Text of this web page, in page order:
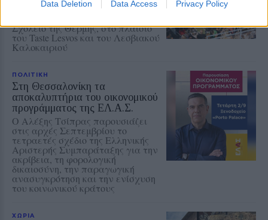
Data Deletion Data Access Privacy Policy
επίκεντρο της γιορτής που
Σχολείο της Θερμής, στο πλαίσιο
του Taste Lesvos και του Λεσβιακού
Καλοκαιριού
ΠΟΛΙΤΙΚΗ
Στη Θεσσαλονίκη τα
αποκαλυπτήρια του οικονομικού
προγράμματος της ΕΛ.Α.Σ.
Ο Αλέξης Τσίπρας παρουσιάζει
στις αρχές Σεπτεμβρίου το
τετραετές σχέδιο της Ελληνικής
Αριστερής Συμπαράταξης για την
ακρίβεια, τη φορολογική
δικαιοσύνη, την παραγωγική
ανασυγκρότηση και την ενίσχυση
του κοινωνικού κράτους
ΧΩΡΙΑ